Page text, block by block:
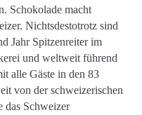
Schokolade macht
Nichtsdestotrotz sind
Jahr Spitzenreiter im
und weltweit führend
alle Gäste in den 83
von der schweizerischen
das Schweizer